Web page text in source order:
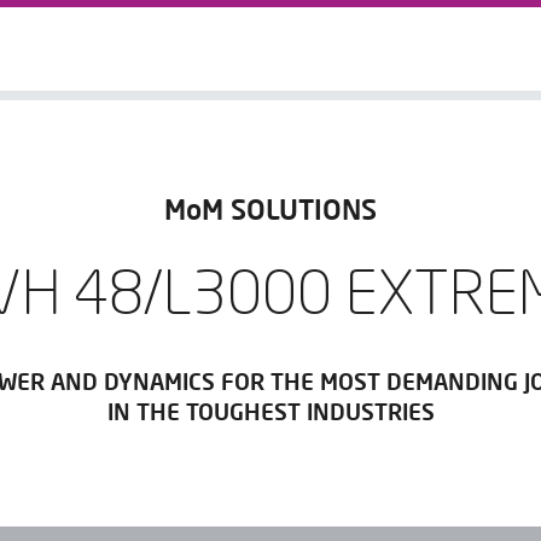
MoM SOLUTIONS
48/L3000
AND DYNAMICS FOR THE MOST DEMANDING
IN THE TOUGHEST INDUSTRIES